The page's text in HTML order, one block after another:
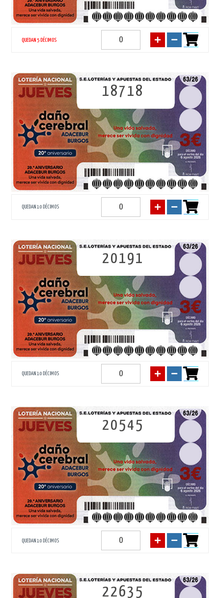
QUEDAN 5 DÉCIMOS
18718
QUEDAN 10 DÉCIMOS
20191
QUEDAN 10 DÉCIMOS
20545
QUEDAN 10 DÉCIMOS
22635